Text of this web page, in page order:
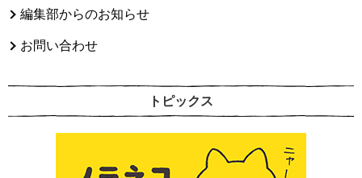
編集部からのお知らせ
お問い合わせ
トピックス